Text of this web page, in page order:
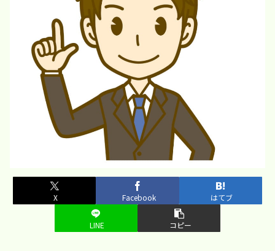
X Facebook はてブ
LINE コピー